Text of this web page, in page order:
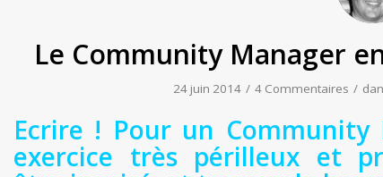
Le Community Manager
24 juin 2014 / 4 Commentaires /
Ecrire ! Pour un
exercice très périlleux et